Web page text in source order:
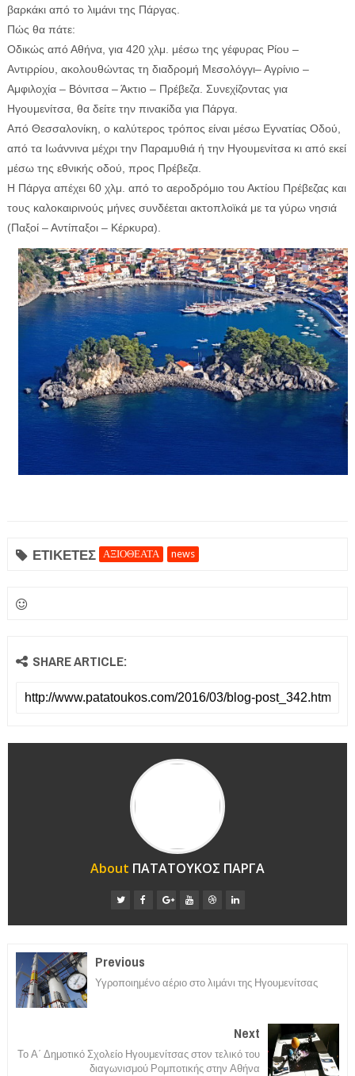
βαρκάκι από το λιμάνι της Πάργας.
Πώς θα πάτε:
Οδικώς από Αθήνα, για 420 χλμ. μέσω της γέφυρας Ρίου –
Αντιρρίου, ακολουθώντας τη διαδρομή Μεσολόγγι– Αγρίνιο –
Αμφιλοχία – Βόνιτσα – Άκτιο – Πρέβεζα. Συνεχίζοντας για
Ηγουμενίτσα, θα δείτε την πινακίδα για Πάργα.
Από Θεσσαλονίκη, ο καλύτερος τρόπος είναι μέσω Εγνατίας Οδού,
από τα Ιωάννινα μέχρι την Παραμυθιά ή την Ηγουμενίτσα κι από εκεί
μέσω της εθνικής οδού, προς Πρέβεζα.
Η Πάργα απέχει 60 χλμ. από το αεροδρόμιο του Ακτίου Πρέβεζας και
τους καλοκαιρινούς μήνες συνδέεται ακτοπλοϊκά με τα γύρω νησιά
(Παξοί – Αντίπαξοι – Κέρκυρα).
ΕΤΙΚΕΤΕΣ ΑΞΙΟΘΕΑΤΑ news
SHARE ARTICLE:
About ΠΑΤΑΤΟΥΚΟΣ ΠΑΡΓΑ
Previous
Υγροποιημένο αέριο στο λιμάνι της Ηγουμενίτσας
Next
Το Α΄ Δημοτικό Σχολείο Ηγουμενίτσας στον τελικό του
διαγωνισμού Ρομποτικής στην Αθήνα